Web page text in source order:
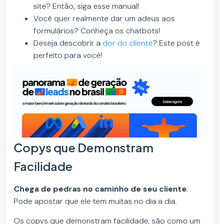
site? Então, siga esse manual!
Você quer realmente dar um adeus aos
formulários? Conheça os chatbots!
Deseja descobrir ador do cliente? Este post é
perfeito para você!
Copys que Demonstram
Facilidade
Chega de pedras no caminho de seu cliente.
Pode apostar que ele tem muitas no dia a dia.
Os copys que demonstram facilidade, são como um